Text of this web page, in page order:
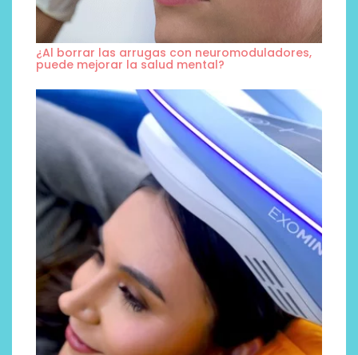
¿Al borrar las arrugas con neuromoduladores,
puede mejorar la salud mental?